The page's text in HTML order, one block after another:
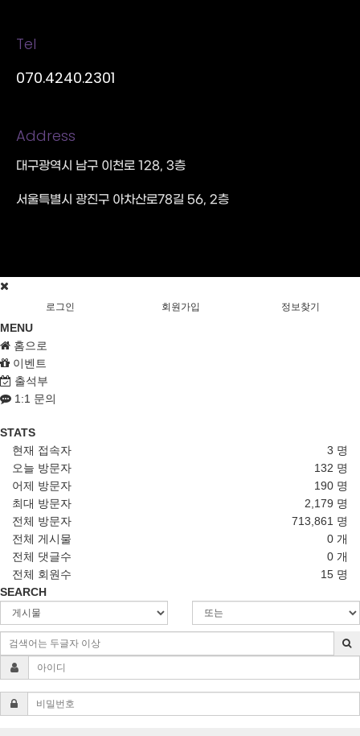
Tel
070.4240.2301
Address
대구광역시 남구 이천로 128, 3층
서울특별시 광진구 아차산로78길 56, 2층
로그인 회원가입 정보찾기
MENU
홈으로
이벤트
출석부
1:1 문의
STATS
3 명
현재 접속자
132 명
오늘 방문자
190 명
어제 방문자
2,179 명
최대 방문자
713,861 명
전체 방문자
0 개
전체 게시물
0 개
전체 댓글수
15 명
전체 회원수
SEARCH